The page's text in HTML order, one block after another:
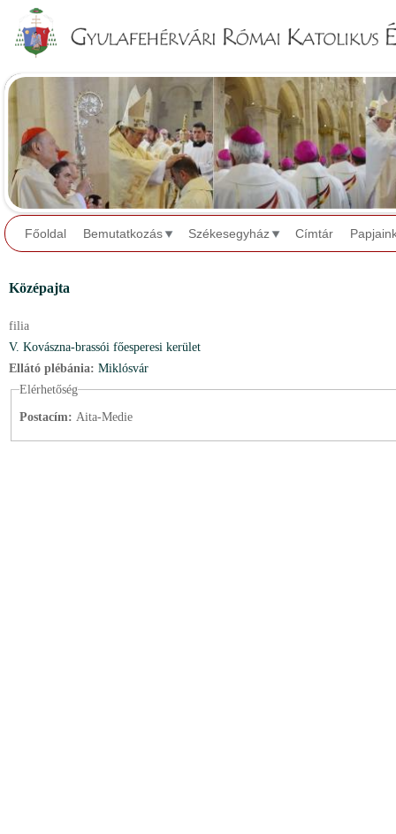
Főoldal Bemutatkozás Székesegyház Címtár
Középajta
filia
V. Kovászna-brassói főesperesi kerület
Ellátó plébánia: Miklósvár
Elérhetőség
Postacím: Aita-Medie